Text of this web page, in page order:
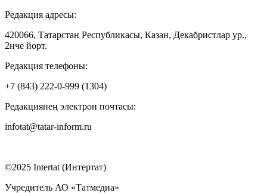
Редакция адресы:
420066, Татарстан Республикасы, Казан, Декабристлар ур.,
2нче йорт.
Редакция телефоны:
+7 (843) 222-0-999 (1304)
Редакциянең электрон почтасы:
infotat@tatar-inform.ru
©2025 Intertat (Интертат)
Учредитель АО «Татмедиа»